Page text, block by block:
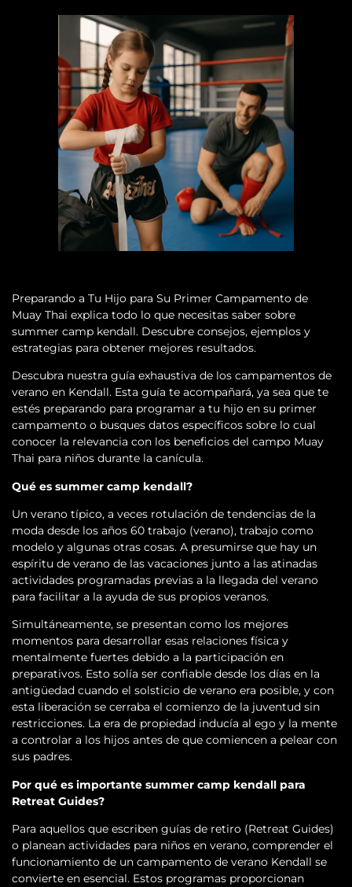
Preparando a Tu Hijo para Su Primer Campamento de
Muay Thai explica todo lo que necesitas saber sobre
summer camp kendall. Descubre consejos, ejemplos y
estrategias para obtener mejores resultados.
Descubra nuestra guía exhaustiva de los campamentos de
verano en Kendall. Esta guía te acompañará, ya sea que te
estés preparando para programar a tu hijo en su primer
campamento o busques datos específicos sobre lo cual
conocer la relevancia con los beneficios del campo Muay
Thai para niños durante la canícula.
Qué es summer camp kendall?
Un verano típico, a veces rotulación de tendencias de la
moda desde los años 60 trabajo (verano), trabajo como
modelo y algunas otras cosas. A presumirse que hay un
espíritu de verano de las vacaciones junto a las atinadas
actividades programadas previas a la llegada del verano
para facilitar a la ayuda de sus propios veranos.
Simultáneamente, se presentan como los mejores
momentos para desarrollar esas relaciones física y
mentalmente fuertes debido a la participación en
preparativos. Esto solía ser confiable desde los días en la
antigüedad cuando el solsticio de verano era posible, y con
esta liberación se cerraba el comienzo de la juventud sin
restricciones. La era de propiedad inducía al ego y la mente
a controlar a los hijos antes de que comiencen a pelear con
sus padres.
Por qué es importante summer camp kendall para
Retreat Guides?
Para aquellos que escriben guías de retiro (Retreat Guides)
o planean actividades para niños en verano, comprender el
funcionamiento de un campamento de verano Kendall se
convierte en esencial. Estos programas proporcionan